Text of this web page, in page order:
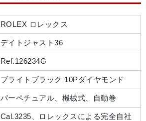
ROLEX ロレックス
デイトジャスト36
Ref.126234G
ブライトブラック 10Pダイヤモンド
パーペチュアル、機械式、自動巻
Cal.3235、ロレックスによる完全自社